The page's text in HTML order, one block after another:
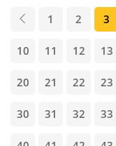
1 2 3
10 11 12 13
20 21 22 23
30 31 32 33